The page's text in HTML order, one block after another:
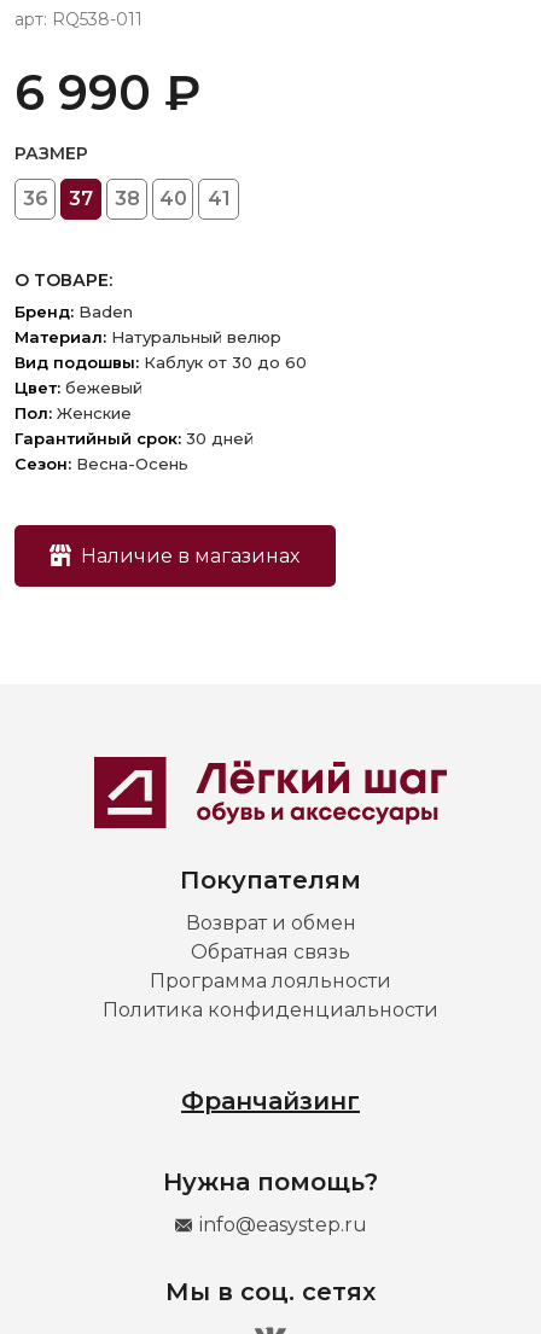
арт: RQ538-011
6 990 ₽
РАЗМЕР
36 37 38 40 41
О ТОВАРЕ:
Бренд: Baden
Материал: Натуральный велюр
Вид подошвы: Каблук от 30 до 60
Цвет: бежевый
Пол: Женские
Гарантийный срок: 30 дней
Сезон: Весна-Осень
Наличие в магазинах
Покупателям
Возврат и обмен
Обратная связь
Программа лояльности
Политика конфиденциальности
Франчайзинг
Нужна помощь?
info@easystep.ru
Мы в соц. сетях